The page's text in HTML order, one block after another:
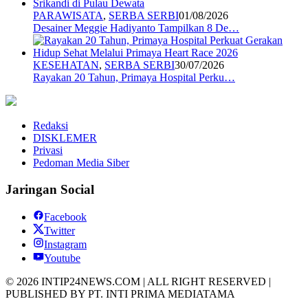
PARAWISATA, SERBA SERBI01/08/2026
Desainer Meggie Hadiyanto Tampilkan 8 De…
KESEHATAN, SERBA SERBI30/07/2026
Rayakan 20 Tahun, Primaya Hospital Perku…
Redaksi
DISKLEMER
Privasi
Pedoman Media Siber
Jaringan Social
Facebook
Twitter
Instagram
Youtube
© 2026 INTIP24NEWS.COM | ALL RIGHT RESERVED |
PUBLISHED BY PT. INTI PRIMA MEDIATAMA